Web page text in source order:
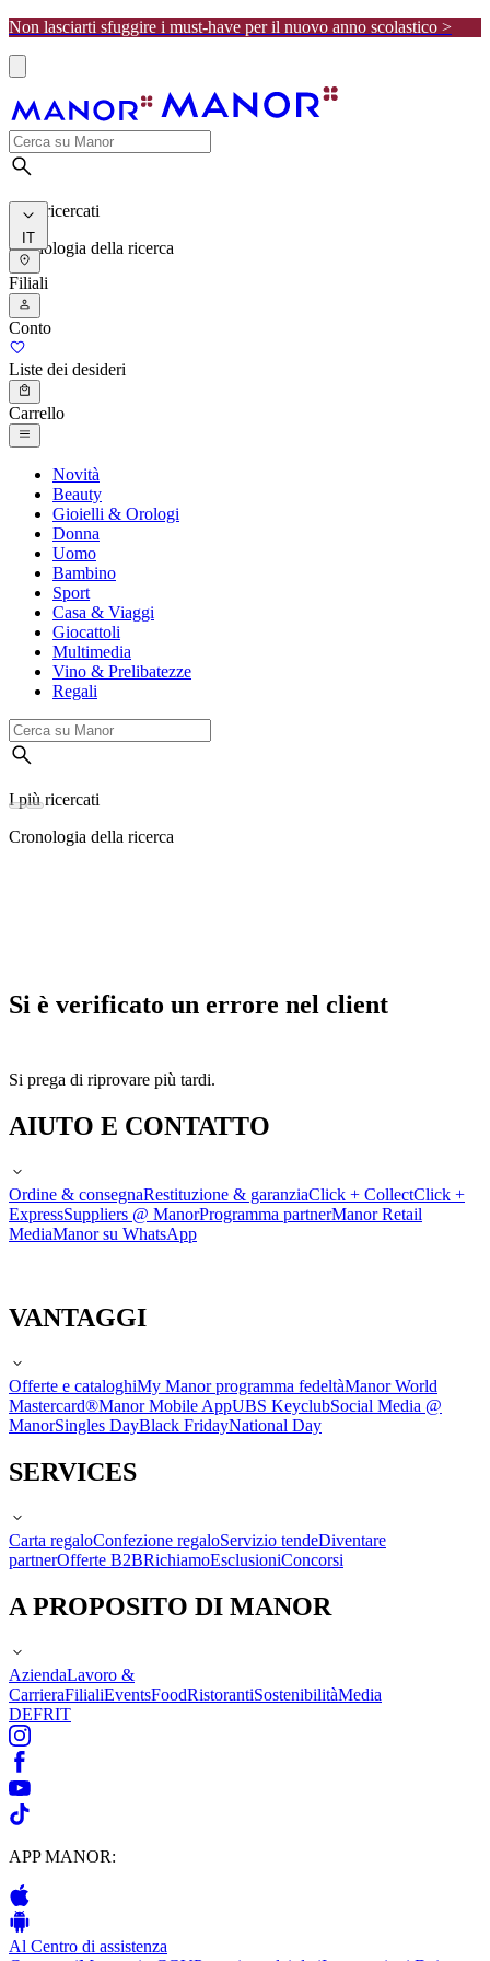
Non lasciarti sfuggire i must-have per il nuovo anno scolastico >
I più ricercati
Cronologia della ricerca
IT
Filiali
Conto
Liste dei desideri
Carrello
Novità
Beauty
Gioielli & Orologi
Donna
Uomo
Bambino
Sport
Casa & Viaggi
Giocattoli
Multimedia
Vino & Prelibatezze
Regali
I più ricercati
Cronologia della ricerca
Si è verificato un errore nel client
Si prega di riprovare più tardi.
AIUTO E CONTATTO
Ordine & consegnaRestituzione & garanziaClick + CollectClick +
ExpressSuppliers @ ManorProgramma partnerManor Retail
MediaManor su WhatsApp
VANTAGGI
Offerte e cataloghiMy Manor programma fedeltàManor World
Mastercard®Manor Mobile AppUBS KeyclubSocial Media @
ManorSingles DayBlack FridayNational Day
SERVICES
Carta regaloConfezione regaloServizio tendeDiventare
partnerOfferte B2BRichiamoEsclusioniConcorsi
A PROPOSITO DI MANOR
AziendaLavoro &
CarrieraFilialiEventsFoodRistorantiSostenibilitàMedia
DEFRIT
APP MANOR:
Al Centro di assistenza